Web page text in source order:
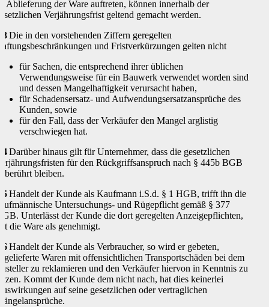
Ablieferung der Ware auftreten, können innerhalb der
Verjährungsfrist geltend gemacht werden.
Die in den vorstehenden Ziffern geregelten
und Fristverkürzungen gelten nicht
für Sachen, die entsprechend ihrer üblichen
Verwendungsweise für ein Bauwerk verwendet worden sind
und dessen Mangelhaftigkeit verursacht haben,
für Schadensersatz- und Aufwendungsersatzansprüche des
Kunden, sowie
für den Fall, dass der Verkäufer den Mangel arglistig
verschwiegen hat.
Darüber hinaus gilt für Unternehmer, dass die gesetzlichen
für den Rückgriffsanspruch nach § 445b BGB
bleiben.
Handelt der Kunde als Kaufmann i.S.d. § 1 HGB, trifft ihn die
Untersuchungs- und Rügepflicht gemäß § 377
Unterlässt der Kunde die dort geregelten Anzeigepflichten,
die Ware als genehmigt.
Handelt der Kunde als Verbraucher, so wird er gebeten,
Waren mit offensichtlichen Transportschäden bei dem
zu reklamieren und den Verkäufer hiervon in Kenntnis zu
Kommt der Kunde dem nicht nach, hat dies keinerlei
auf seine gesetzlichen oder vertraglichen